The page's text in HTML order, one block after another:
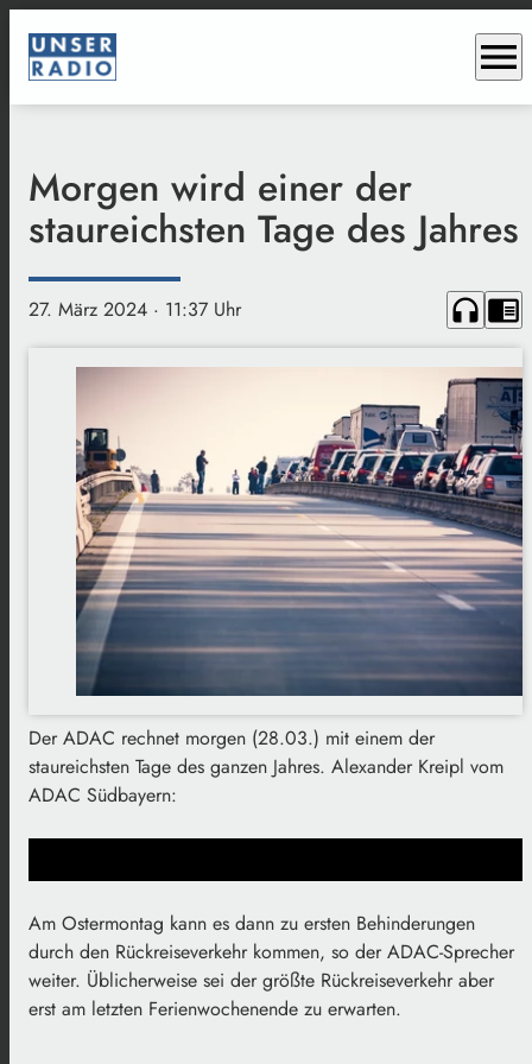
menu
Morgen wird einer der
staureichsten Tage des Jahres
27. März 2024 · 11:37 Uhr headphones chrome_reader_mode
Der ADAC rechnet morgen (28.03.) mit einem der
staureichsten Tage des ganzen Jahres. Alexander Kreipl vom
ADAC Südbayern:
Am Ostermontag kann es dann zu ersten Behinderungen
durch den Rückreiseverkehr kommen, so der ADAC-Sprecher
weiter. Üblicherweise sei der größte Rückreiseverkehr aber
erst am letzten Ferienwochenende zu erwarten.